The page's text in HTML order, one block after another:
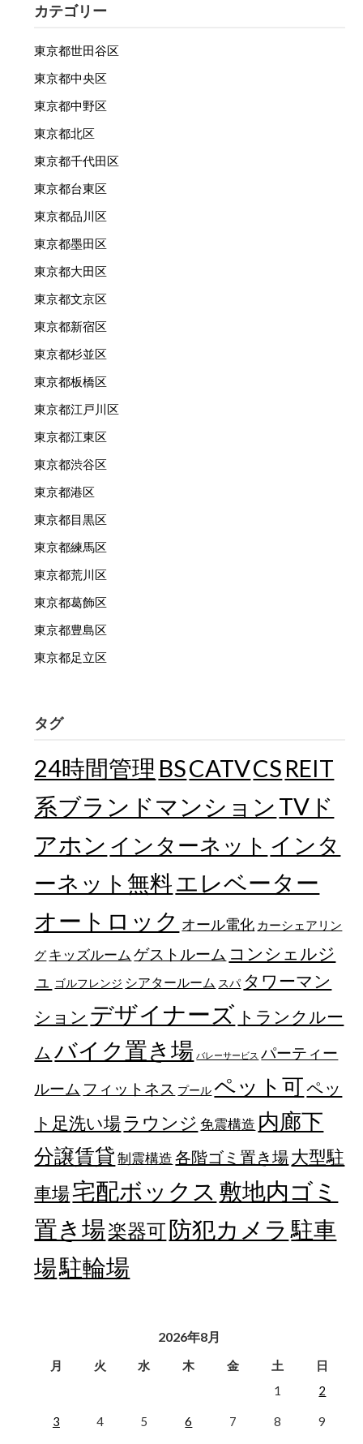
カテゴリー
東京都世田谷区
東京都中央区
東京都中野区
東京都北区
東京都千代田区
東京都台東区
東京都品川区
東京都墨田区
東京都大田区
東京都文京区
東京都新宿区
東京都杉並区
東京都板橋区
東京都江戸川区
東京都江東区
東京都渋谷区
東京都港区
東京都目黒区
東京都練馬区
東京都荒川区
東京都葛飾区
東京都豊島区
東京都足立区
タグ
24時間管理 BSCATVCS REIT
系ブランドマンション TVド
アホン インターネット インタ
ーネット無料エレベーター
オートロック オール電化 カーシェアリン
グ キッズルーム ゲストルーム コンシェルジ
ュ
ゴルフレンジ シアタールーム スパ タワーマン
ション デザイナーズ トランクルー
ム バイク置き場 バレーサービス パーティー
ルーム フィットネス プール ペット可ペッ
ト足洗い場 ラウンジ 免震構造 内廊下
分譲賃貸 制震構造 各階ゴミ置き場大型駐
車場宅配ボックス 敷地内ゴミ
置き場楽器可防犯カメラ 駐車
場駐輪場
2026年8月
月 火 水 木 金 土
日
1
2
3 4 5 6 7 8 9